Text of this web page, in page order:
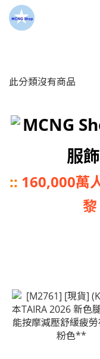
此分類沒有商品
MCNG
服
:: 160,000萬